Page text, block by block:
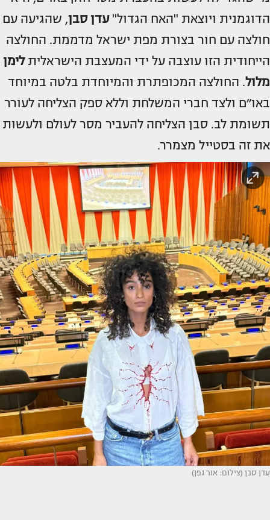
הדוגמנית ויוצאת "האח הגדול"עדן סבן, שהגיעה עם
חולצה עם חור בצורת מפת ישראל מדממת. החולצה
הייחודית הזו עוצבה על ידי המעצבת הישראליתלימן
מלול. החולצה המכופתרת והמיוחדת בלטה במיוחד
באו״ם ולצד חברי המשלחת וללא ספק הצליחה לעורר
תשומת לב. סבן הצליחה להעביר מסר לעולם ולעשות
את זה בסטייל מצמרר.
עדן סבן (צילום: אור גפן)